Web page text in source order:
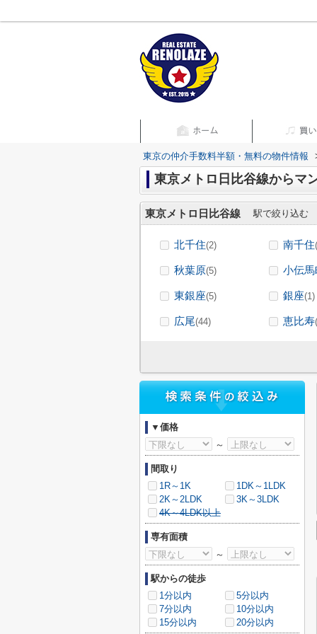
東京の仲介手数料半額・無料の物件情報
東京メトロ日比谷線からマ
東京メトロ日比谷線 駅で絞り込む
北千住(2) 南千住
秋葉原(5) 小伝馬
東銀座(5) 銀座(1)
広尾(44) 恵比寿
▼価格
～
間取り
1R～1K
1DK～1LDK
2K～2LDK
3K～3LDK
4K～4LDK以上
専有面積
～
駅からの徒歩
1分以内
5分以内
7分以内
10分以内
15分以内
20分以内